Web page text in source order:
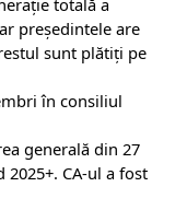
totală a
președintele are
sunt plătiți pe
în consiliul
generală din 27
CA-ul a fost